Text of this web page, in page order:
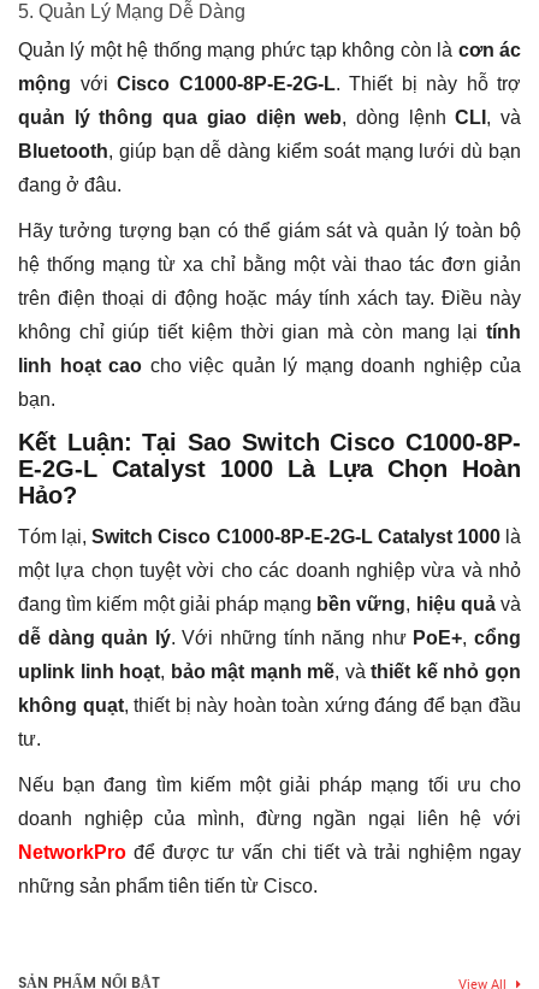
5. Quản Lý Mạng Dễ Dàng
Quản lý một hệ thống mạng phức tạp không còn là cơn ác
mộng với Cisco C1000-8P-E-2G-L. Thiết bị này hỗ trợ
quản lý thông qua giao diện web, dòng lệnhCLI , và
Bluetooth, giúp bạn dễ dàng kiểm soát mạng lưới dù bạn
đang ở đâu.
Hãy tưởng tượng bạn có thể giám sát và quản lý toàn bộ
hệ thống mạng từ xa chỉ bằng một vài thao tác đơn giản
trên điện thoại di động hoặc máy tính xách tay. Điều này
không chỉ giúp tiết kiệm thời gian mà còn mang lại tính
linh hoạt cao cho việc quản lý mạng doanh nghiệp của
bạn.
Kết Luận: Tại Sao Switch Cisco C1000-8P-
E-2G-L Catalyst 1000 Là Lựa Chọn Hoàn
Hảo?
Tóm lại,Switch Cisco C1000-8P-E-2G-L Catalyst 1000là
một lựa chọn tuyệt vời cho các doanh nghiệp vừa và nhỏ
đang tìm kiếm một giải pháp mạng bền vững, hiệu quảvà
dễ dàng quản lý. Với những tính năng như PoE+,cổng
uplink linh hoạt, bảo mật mạnh mẽ, vàthiết kế nhỏ gọn
không quạt, thiết bị này hoàn toàn xứng đáng để bạn đầu
tư.
Nếu bạn đang tìm kiếm một giải pháp mạng tối ưu cho
doanh nghiệp của mình, đừng ngần ngại liên hệ với
NetworkPro để được tư vấn chi tiết và trải nghiệm ngay
những sản phẩm tiên tiến từ Cisco.
port 1g , switch 8 port gigabit
SẢN PHẨM NỔI BẬT View All